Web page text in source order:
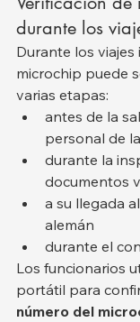
durante los
Durante los
microchip puede
varias etapas:
antes de la
personal de
durante la
documentos
a su llegada
alemán
durante el
Los funcionarios
portátil para
número del